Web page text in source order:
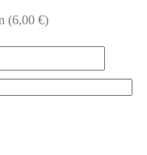
(6,00 €)